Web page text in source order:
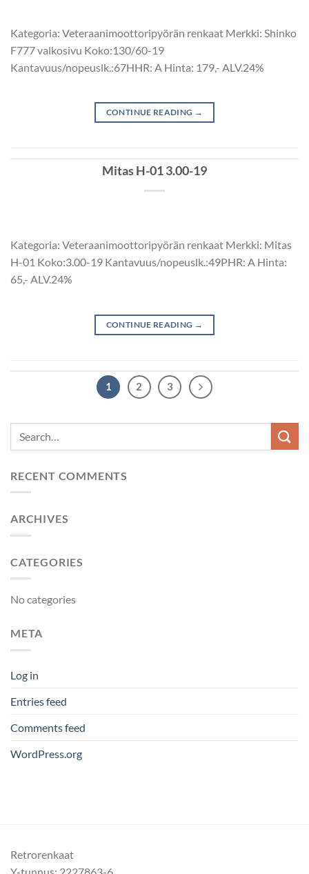
Kategoria: Veteraanimoottoripyörän renkaat Merkki: Shinko
F777 valkosivu Koko:130/60-19
Kantavuus/nopeuslk.:67HHR: A Hinta: 179,- ALV.24%
CONTINUE READING →
Mitas H-01 3.00-19
Kategoria: Veteraanimoottoripyörän renkaat Merkki: Mitas
H-01 Koko:3.00-19 Kantavuus/nopeuslk.:49PHR: A Hinta:
65,- ALV.24%
CONTINUE READING →
1 2 3
RECENT COMMENTS
ARCHIVES
CATEGORIES
No categories
META
Log in
Entries feed
Comments feed
WordPress.org
Retrorenkaat